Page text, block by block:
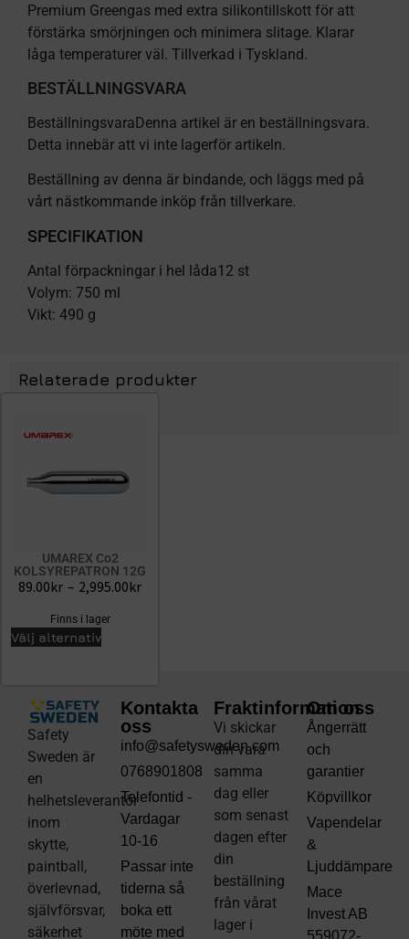
Premium Greengas med extra silikontillskott för att
förstärka smörjningen och minimera slitage. Klarar
låga temperaturer väl. Tillverkad i Tyskland.
BESTÄLLNINGSVARA
BeställningsvaraDenna artikel är en beställningsvara.
Detta innebär att vi inte lagerför artikeln.
Beställning av denna är bindande, och läggs med på
vårt nästkommande inköp från tillverkare.
SPECIFIKATION
Antal förpackningar i hel låda12 st
Volym: 750 ml
Vikt: 490 g
Relaterade produkter
UMAREX Co2
KOLSYREPATRON 12G
89.00kr – 2,995.00kr
Finns i lager
Välj alternativ
Safety
Sweden är
en
helhetsleverantör
inom
skytte,
paintball,
överlevnad,
självförsvar,
säkerhet
Kontakta
oss
info@safetysweden.com
0768901808
Telefontid -
Vardagar
10-16
Passar inte
tiderna så
boka ett
möte med
Fraktinformation
Vi skickar
din vara
samma
dag eller
som senast
dagen efter
din
beställning
från vårat
lager i
Om oss
Ångerrätt
och
garantier
Köpvillkor
Vapendelar
&
Ljuddämpare
Mace
Invest AB
559072-